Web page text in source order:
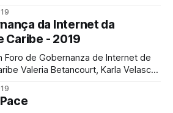
Agência reguladora, a Anatel,
Contudo, no caso da Internet
que torna dispensável o
da Internet da
Caribe - 2019
Foro de Gobernanza de Internet de
Velasco
6 - Acesso à Internet - Desafio de